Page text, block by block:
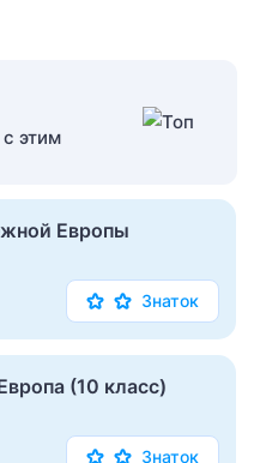
этим
Европы
Знаток
(10 класс)
Знаток